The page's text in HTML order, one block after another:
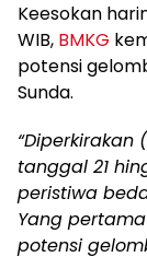
Keesokan
WIB, BMKG
potensi
Sunda.
tanggal 21
peristiwa
Yang
potensi